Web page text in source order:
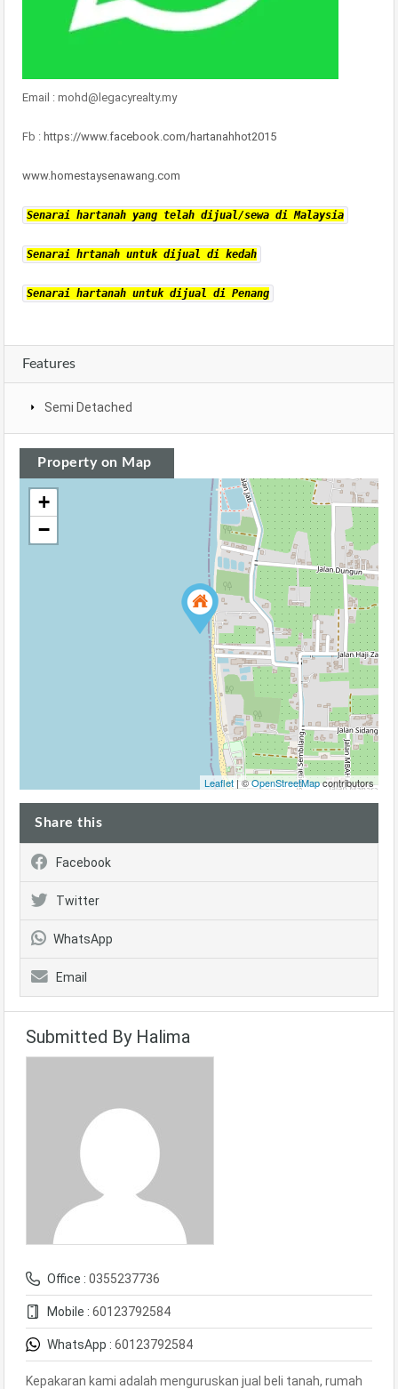
Email : mohd@legacyrealty.my
Fb : https://www.facebook.com/hartanahhot2015
www.homestaysenawang.com
Senarai hartanah yang telah dijual/sewa di Malaysia
Senarai hrtanah untuk dijual di kedah
Senarai hartanah untuk dijual di Penang
Features
Semi Detached
Property on Map
+
−
Leaflet | ©OpenStreetMapcontributors
Share this
Facebook
Twitter
WhatsApp
Email
Submitted By Halima
Office : 0355237736
Mobile : 60123792584
WhatsApp : 60123792584
Kepakaran kami adalah menguruskan jual beli tanah, rumah